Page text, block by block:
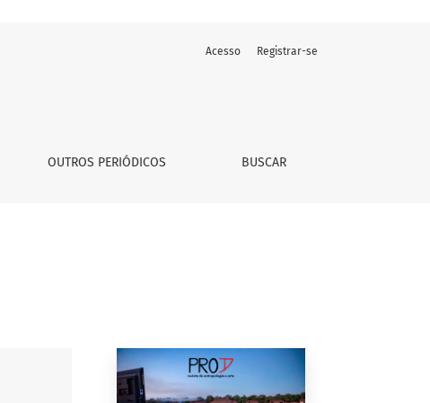
OUTROS PERIÓDICOS BUSCAR
Acesso Registrar-se